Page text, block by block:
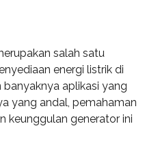
salah satu
energi listrik di
banyaknya aplikasi yang
yang andal, pemahaman
keunggulan generator ini